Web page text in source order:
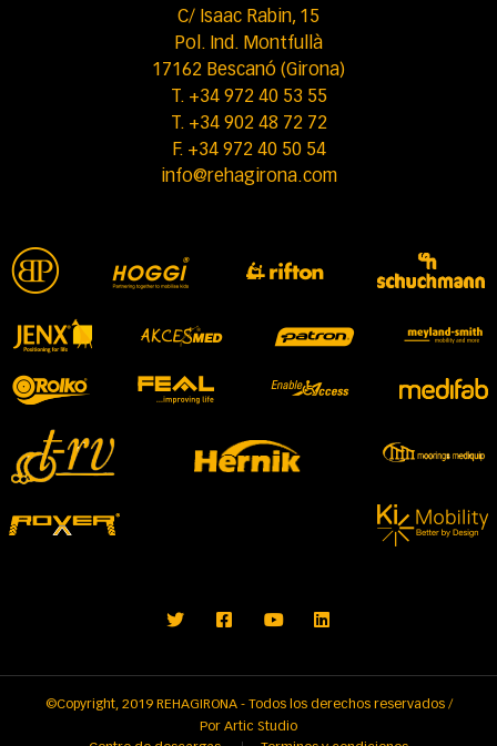
C/ Isaac Rabin, 15
Pol. Ind. Montfullà
17162 Bescanó (Girona)
T. +34 972 40 53 55
T. +34 902 48 72 72
F. +34 972 40 50 54
info@rehagirona.com
©Copyright, 2019 REHAGIRONA - Todos los derechos reservados /
Por Artic Studio